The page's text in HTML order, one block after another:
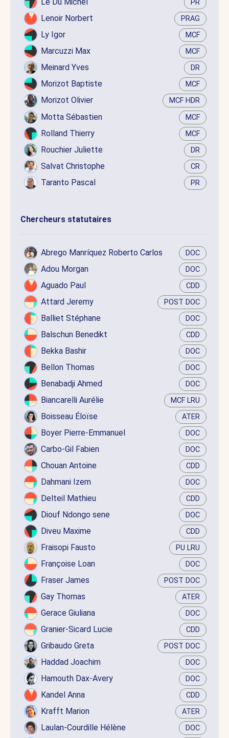
Le Du Michel PR
Lenoir Norbert PRAG
Ly Igor MCF
Marcuzzi Max MCF
Meinard Yves DR
Morizot Baptiste MCF
Morizot Olivier MCF HDR
Motta Sébastien MCF
Rolland Thierry MCF
Rouchier Juliette DR
Salvat Christophe CR
Taranto Pascal PR
Chercheurs statutaires
Abrego Manríquez Roberto Carlos DOC
Adou Morgan DOC
Aguado Paul CDD
Attard Jeremy POST DOC
Balliet Stéphane DOC
Balschun Benedikt CDD
Bekka Bashir DOC
Bellon Thomas DOC
Benabadji Ahmed DOC
Biancarelli Aurélie MCF LRU
Boisseau Éloïse ATER
Boyer Pierre-Emmanuel DOC
Carbo-Gil Fabien DOC
Chouan Antoine CDD
Dahmani Izem DOC
Delteil Mathieu CDD
Diouf Ndongo sene DOC
Diveu Maxime CDD
Fraisopi Fausto PU LRU
Françoise Loan DOC
Fraser James POST DOC
Gay Thomas ATER
Gerace Giuliana DOC
Granier-Sicard Lucie CDD
Gribaudo Greta POST DOC
Haddad Joachim DOC
Hamouth Dax-Avery DOC
Kandel Anna CDD
Krafft Marion ATER
Laulan-Courdille Hélène DOC